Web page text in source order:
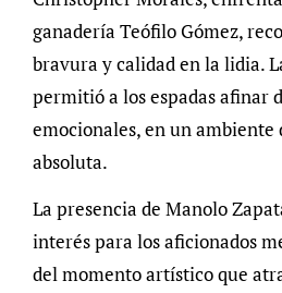
ganadería Teófilo Gómez,
bravura y calidad en la lidia.
permitió a los espadas afinar
emocionales, en un ambiente
absoluta.
La presencia de Manolo
interés para los aficionados
del momento artístico que